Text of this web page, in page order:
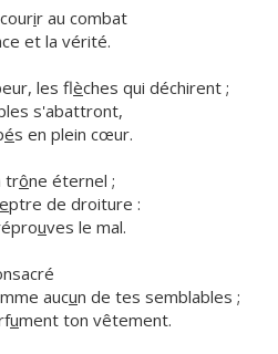
ir au combat
et la vérité.
les flèches qui déchirent ;
s'abattront,
és en plein cœur.
trône éternel ;
eptre de droiture :
uves le mal.
aucun de tes semblables ;
ument ton vêtement.